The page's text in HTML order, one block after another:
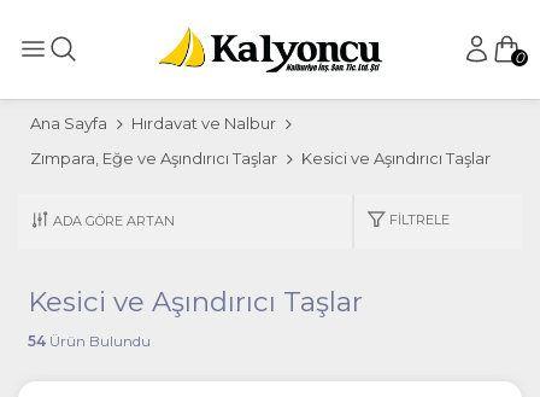
0
Ana Sayfa
Hırdavat ve Nalbur
Zımpara, Eğe ve Aşındırıcı Taşlar
Kesici ve Aşındırıcı Taşlar
FILTRELE
Kesici ve Aşındırıcı Taşlar
54Ürün Bulundu